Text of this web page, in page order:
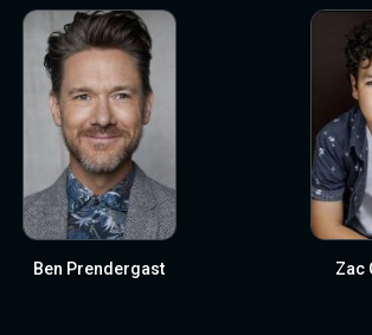
Ben Prendergast Zac